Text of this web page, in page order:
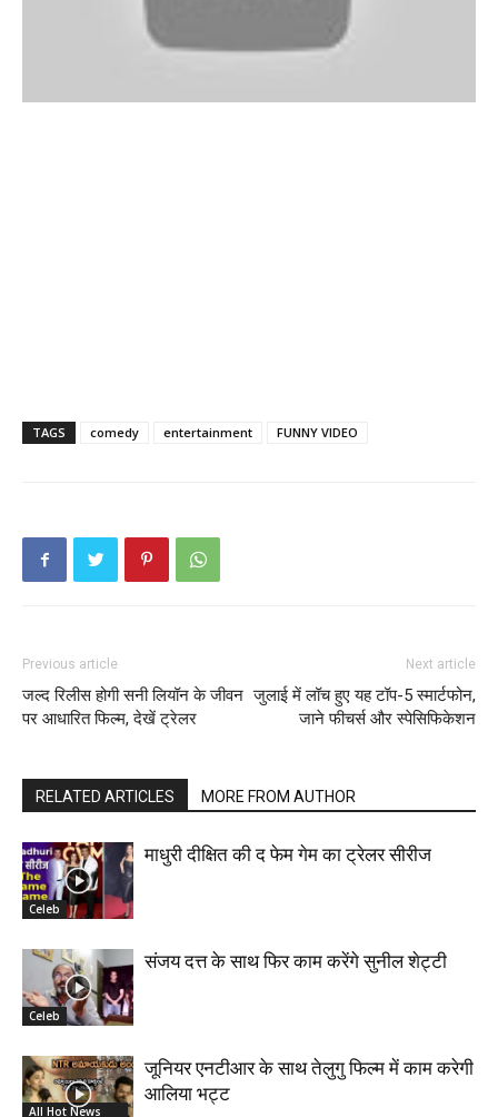
TAGS comedy entertainment FUNNY VIDEO
Previous article
जल्द रिलीस होगी सनी लियॉन के जीवन
पर आधारित फिल्म, देखें ट्रेलर
Next article
जुलाई में लॉच हुए यह टॉप-5 स्मार्टफोन,
जाने फीचर्स और स्पेसिफिकेशन
RELATED ARTICLES MORE FROM AUTHOR
Celeb
माधुरी दीक्षित की द फेम गेम का ट्रेलर सीरीज
Celeb
संजय दत्त के साथ फिर काम करेंगे सुनील शेट्टी
All Hot News
जूनियर एनटीआर के साथ तेलुगु फिल्म में काम करेगी
आलिया भट्ट